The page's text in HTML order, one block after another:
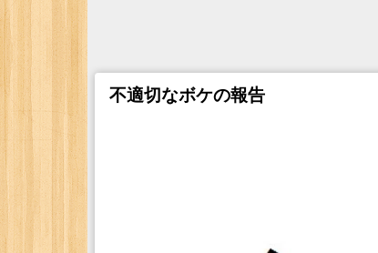
不適切なボケの報告